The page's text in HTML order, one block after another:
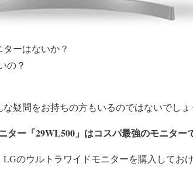
ーはないか？
の？
疑問をお持ちの方もいるのではないでし
ター「29WL500」はコスパ最強のモニター
のウルトラワイドモニターを購入してお